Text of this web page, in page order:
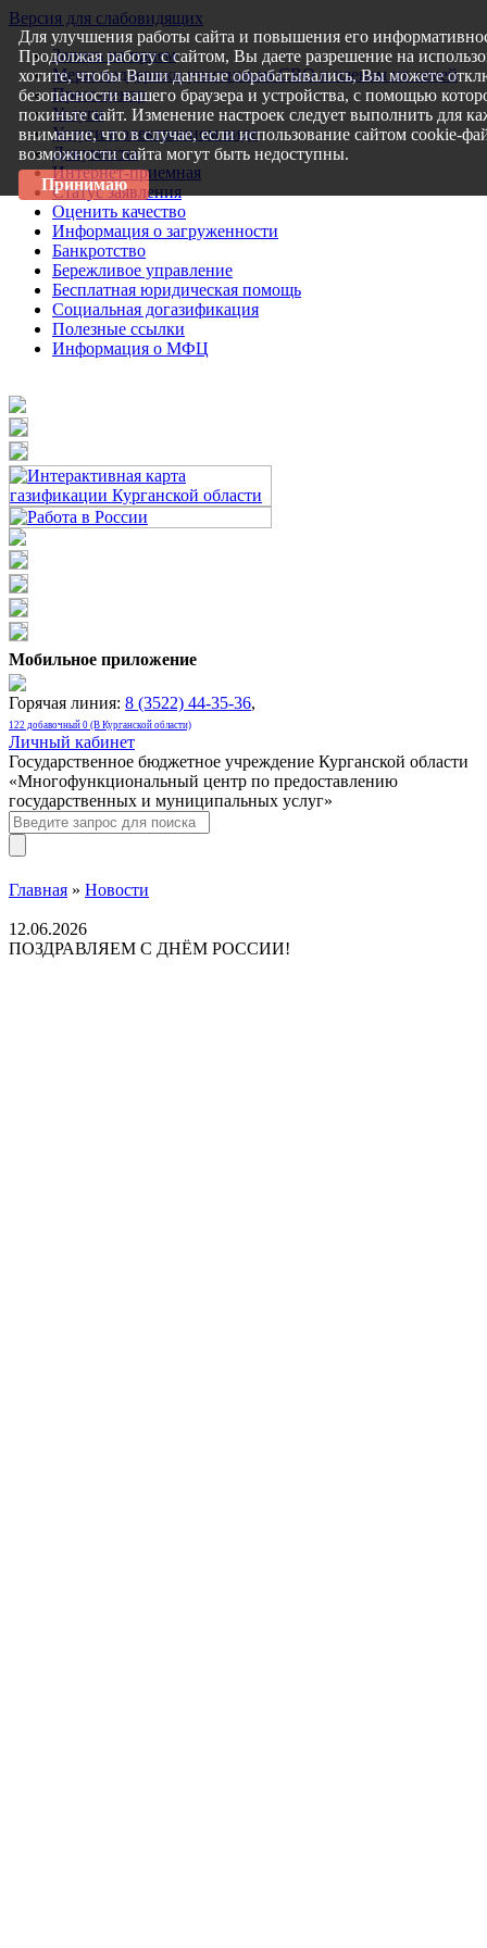
Версия для слабовидящих
Запись на прием
Меры поддержки участникам СВО и членам их семей
Пресс-центр
Услуги
Услуги в электронном виде
Документы
Интернет-приемная
Статус заявления
Оценить качество
Информация о загруженности
Банкротство
Бережливое управление
Бесплатная юридическая помощь
Социальная догазификация
Полезные ссылки
Информация о МФЦ
Мобильное приложение
Горячая линия: 8 (3522) 44-35-36,
122 добавочный 0 (В Курганской области)
Личный кабинет
Государственное бюджетное учреждение Курганской области
«Многофункциональный центр по предоставлению
государственных и муниципальных услуг»
Главная » Новости
12.06.2026
ПОЗДРАВЛЯЕМ С ДНЁМ РОССИИ!
Для улучшения работы сайта и повышения его
Продолжая работу с сайтом, Вы даете разрешение на
хотите, чтобы Ваши данные обрабатывались, Вы можете
безопасности вашего браузера и устройства, с помощью
покиньте сайт. Изменение настроек следует выполнить для
внимание, что в случае, если использование сайтом cookie-
возможности сайта могут быть недоступны.
Принимаю